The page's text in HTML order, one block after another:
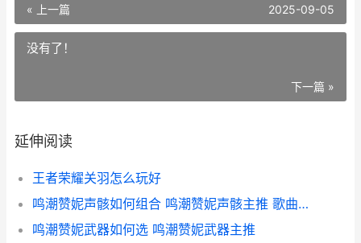
« 上一篇 2025-09-05
没有了！
下一篇 »
延伸阅读
王者荣耀关羽怎么玩好
鸣潮赞妮声骸如何组合 鸣潮赞妮声骸主推 歌曲潮鸣
鸣潮赞妮武器如何选 鸣潮赞妮武器主推